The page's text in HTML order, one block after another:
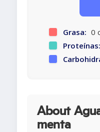
Grasa: 0
Proteínas:
About
menta